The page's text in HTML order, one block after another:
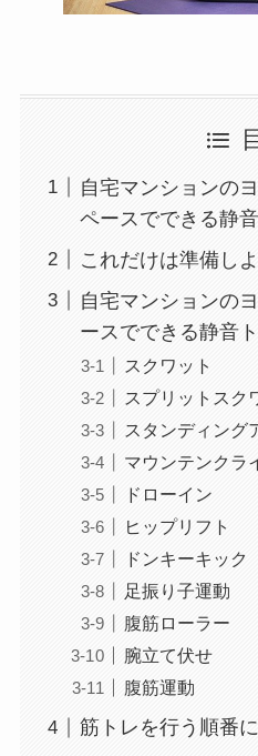
自宅マンションの
ペースでできる静
これだけは準備しよ
自宅マンションの
ースでできる静音
スクワット
スプリットスク
スタンディング
マウンテンクラ
ドローイン
ヒップリフト
ドンキーキック
足振り子運動
腹筋ローラー
腕立て伏せ
腹筋運動
筋トレを行う順番